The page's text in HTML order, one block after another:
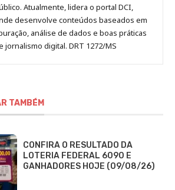
Atualmente, lidera o portal DCI,
desenvolve conteúdos baseados em
análise de dados e boas práticas
jornalismo digital. DRT 1272/MS
TAMBÉM
CONFIRA O RESULTADO DA
LOTERIA FEDERAL 6090 E
GANHADORES HOJE (09/08/26)